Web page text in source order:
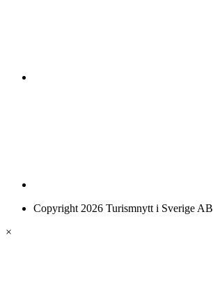
Copyright 2026 Turismnytt i Sverige AB
×